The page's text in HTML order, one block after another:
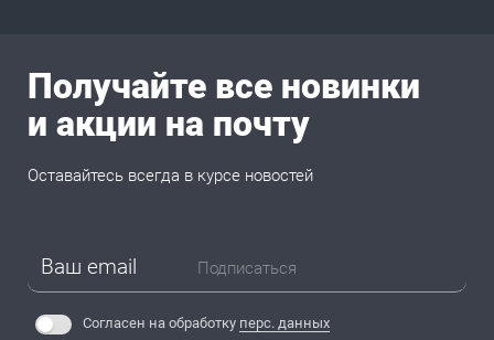
Получайте все новинки
и акции на почту
Оставайтесь всегда в курсе новостей
Подписаться
Согласен на обработку перс. данных